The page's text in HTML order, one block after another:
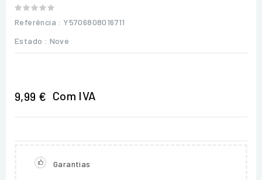
Referência : Y5706808016711
Estado : Nove
9,99 € Com IVA
Garantias